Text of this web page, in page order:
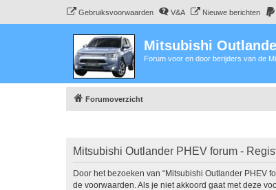
Gebruiksvoorwaarden V&A Nieuwe berichten
Mitsubishi
Forum voor en door berijders van de
Forumoverzicht
Mitsubishi Outlander PHEV forum -
Door het bezoeken van “Mitsubishi Outlander PHEV
de voorwaarden. Als je niet akkoord gaat met deze